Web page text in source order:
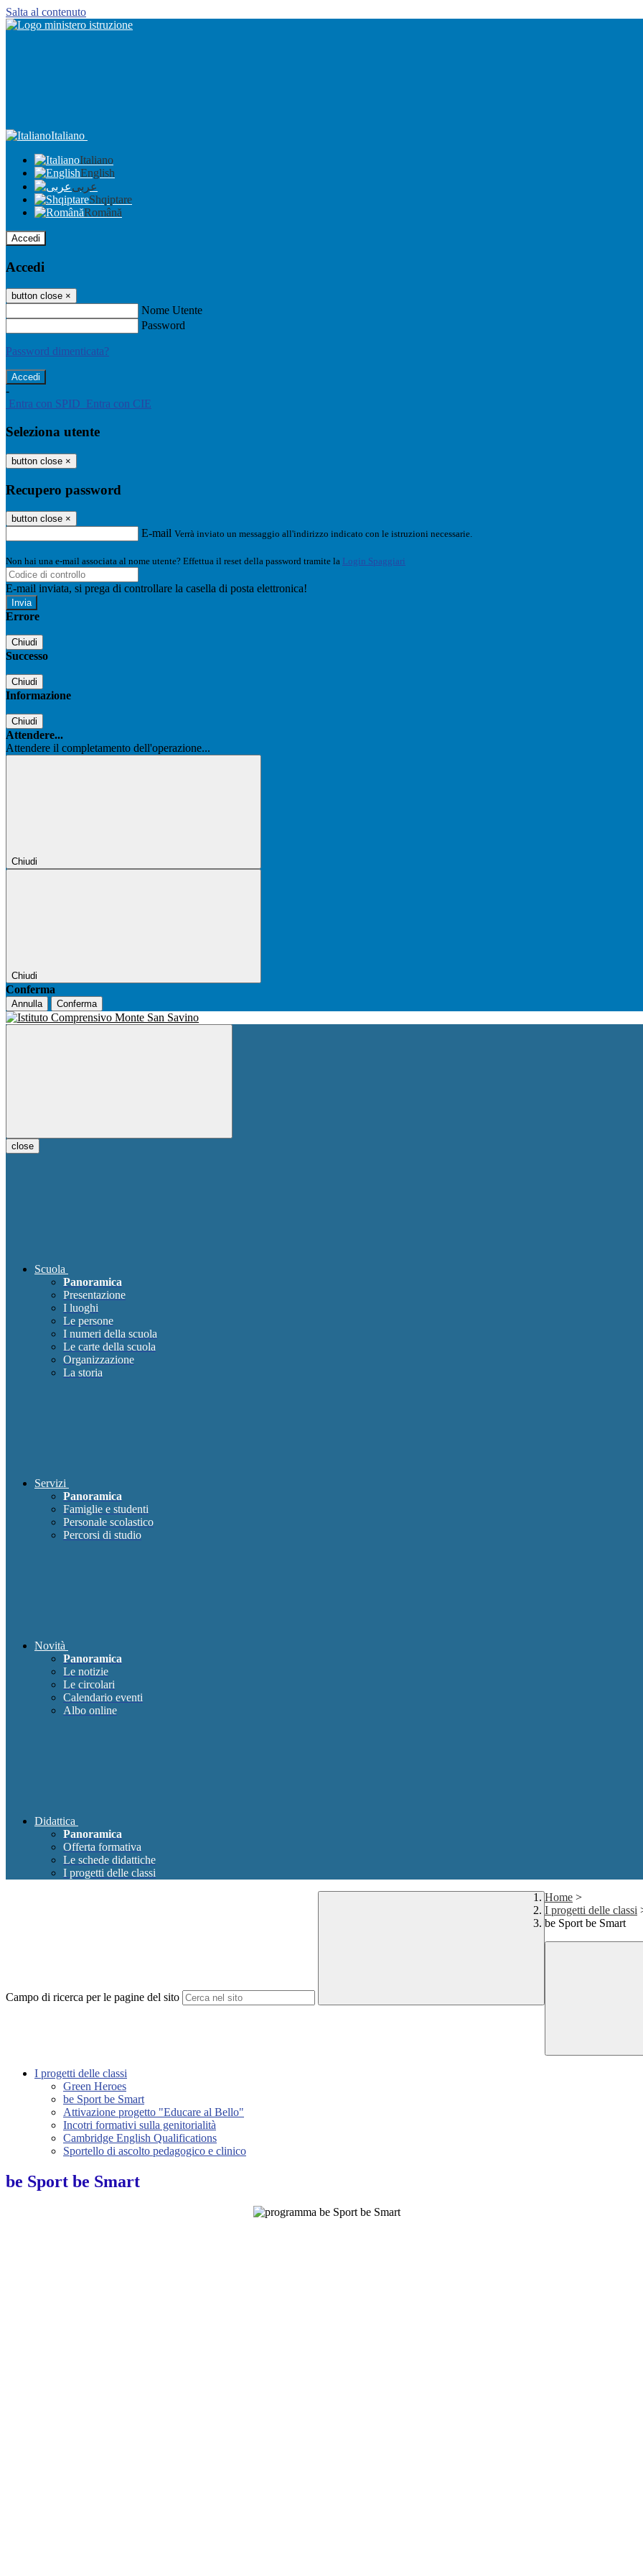
Salta al contenuto
Italiano
Italiano
English
عربى
Shqiptare
Română
Accedi
Accedi
button close ×
Nome Utente
Password
Password dimenticata?
-
Entra con SPID Entra con CIE
Seleziona utente
button close ×
Recupero password
button close ×
E-mail Verrà inviato un messaggio all'indirizzo indicato con le istruzioni necessarie.
Non hai una e-mail associata al nome utente? Effettua il reset della password tramite la Login Spaggiari
E-mail inviata, si prega di controllare la casella di posta elettronica!
Errore
Chiudi
Successo
Chiudi
Informazione
Chiudi
Attendere...
Attendere il completamento dell'operazione...
Chiudi
Chiudi
Conferma
Annulla Conferma
close
Scuola
Panoramica
Presentazione
I luoghi
Le persone
I numeri della scuola
Le carte della scuola
Organizzazione
La storia
Servizi
Panoramica
Famiglie e studenti
Personale scolastico
Percorsi di studio
Novità
Panoramica
Le notizie
Le circolari
Calendario eventi
Albo online
Didattica
Panoramica
Offerta formativa
Le schede didattiche
I progetti delle classi
Campo di ricerca per le pagine del sito
Home >
I progetti delle classi
be Sport be Smart
I progetti delle classi
Green Heroes
be Sport be Smart
Attivazione progetto "Educare al Bello"
Incotri formativi sulla genitorialità
Cambridge English Qualifications
Sportello di ascolto pedagogico e clinico
be Sport be Smart